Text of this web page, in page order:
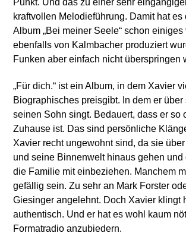
Punkt. Und das zu einer sehr
kraftvollen Melodieführung. Damit hat es
Album „Bei meiner Seele“ schon
ebenfalls von Kalmbacher produziert
Funken aber einfach nicht überspringen
„Für dich.“ ist ein Album, in dem Xavier
Biographisches preisgibt. In dem er über
seinen Sohn singt. Bedauert, dass er so
Zuhause ist. Das sind persönliche
Xavier recht ungewohnt sind, da sie
und seine Binnenwelt hinaus gehen und
die Familie mit einbeziehen. Manchem
gefällig sein. Zu sehr an Mark Forster
Giesinger angelehnt. Doch Xavier klingt
authentisch. Und er hat es wohl kaum
Formatradio anzubiedern.